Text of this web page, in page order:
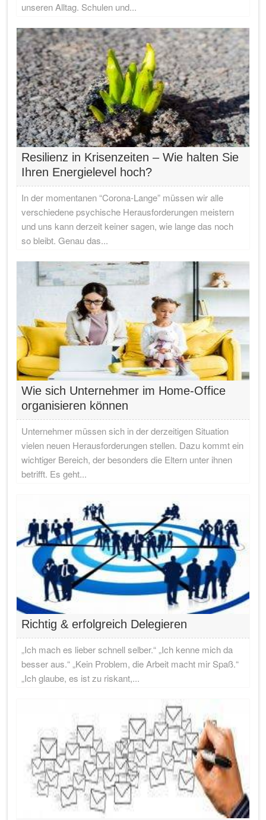
unseren Alltag. Schulen und...
Resilienz in Krisenzeiten – Wie halten Sie
Ihren Energielevel hoch?
In der momentanen “Corona-Lange” müssen wir alle
verschiedene psychische Herausforderungen meistern
und uns kann derzeit keiner sagen, wie lange das noch
so bleibt. Genau das...
Wie sich Unternehmer im Home-Office
organisieren können
Unternehmer müssen sich in der derzeitigen Situation
vielen neuen Herausforderungen stellen. Dazu kommt ein
wichtiger Bereich, der besonders die Eltern unter ihnen
betrifft. Es geht...
Richtig & erfolgreich Delegieren
„Ich mach es lieber schnell selber.“ „Ich kenne mich da
besser aus.“ „Kein Problem, die Arbeit macht mir Spaß.“
„Ich glaube, es ist zu riskant,...